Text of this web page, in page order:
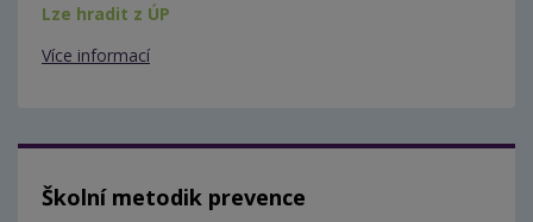
Lze hradit z ÚP
Více informací
Školní metodik prevence